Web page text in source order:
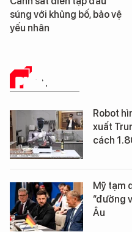
tàu sân bay USS George
Washington vừa đến Đà
PHÂN TÍCH
Robot
xuất
cách
Mỹ tạm
“đường
Âu